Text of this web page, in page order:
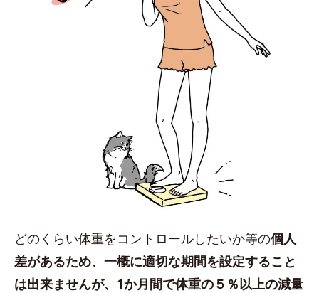
どのくらい体重をコントロールしたいか等の個人
差があるため、一概に適切な期間を設定すること
は出来ませんが、1か月間で体重の５％以上の減量